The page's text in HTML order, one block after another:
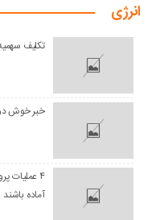
انرژی
تکلیف
خبر خوش
۴ عملیات
آماده باشند